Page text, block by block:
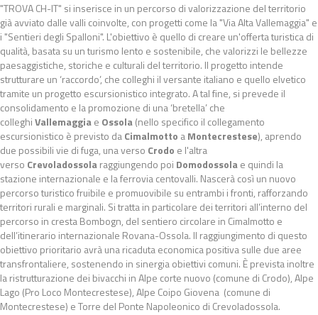
"TROVA CH-IT" si inserisce in un percorso di valorizzazione del territorio
già avviato dalle valli coinvolte, con progetti come la "Via Alta Vallemaggia" e
i "Sentieri degli Spalloni". L'obiettivo è quello di creare un'offerta turistica di
qualità, basata su un turismo lento e sostenibile, che valorizzi le bellezze
paesaggistiche, storiche e culturali del territorio. Il progetto intende
strutturare un ‘raccordo’, che colleghi il versante italiano e quello elvetico
tramite un progetto escursionistico integrato. A tal fine, si prevede il
consolidamento e la promozione di una ‘bretella’ che
colleghiVallemaggiae Ossola(nello specifico il collegamento
escursionistico è previsto daCimalmotto aMontecrestese), aprendo
due possibili vie di fuga, una verso Crodo e l'altra
verso Crevoladossolaraggiungendo poi Domodossolae quindi la
stazione internazionale e la ferrovia centovalli. Nascerà così un nuovo
percorso turistico fruibile e promuovibile su entrambi i fronti, rafforzando
territori rurali e marginali. Si tratta in particolare dei territori all’interno del
percorso in cresta Bombogn, del sentiero circolare in Cimalmotto e
dell’itinerario internazionale Rovana-Ossola. Il raggiungimento di questo
obiettivo prioritario avrà una ricaduta economica positiva sulle due aree
transfrontaliere, sostenendo in sinergia obiettivi comuni. È prevista inoltre
la ristrutturazione dei bivacchi in Alpe corte nuovo (comune di Crodo), Alpe
Lago (Pro Loco Montecrestese), Alpe Coipo Giovena (comune di
Montecrestese) e Torre del Ponte Napoleonico di Crevoladossola.